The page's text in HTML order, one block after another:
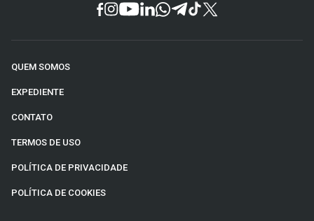
QUEM SOMOS
EXPEDIENTE
CONTATO
TERMOS DE USO
POLÍTICA DE PRIVACIDADE
POLÍTICA DE COOKIES